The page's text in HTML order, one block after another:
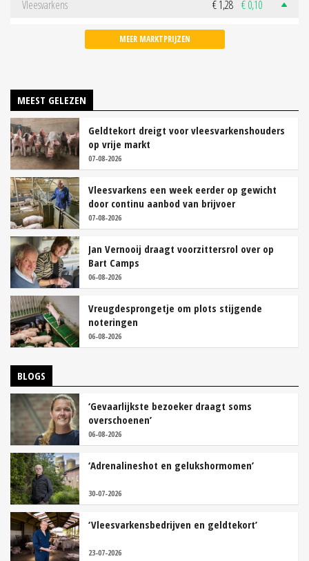
Vleesvarkens € 1,28 € 0,10
MEER MARKTPRIJZEN
MEEST GELEZEN
Geldtekort dreigt voor vleesvarkenshouders
op vrije markt
07-08-2026
Vleesvarkens een week eerder op gewicht
door continu aanbod van brijvoer
07-08-2026
Jan Vernooij draagt voorzittersrol over op
Bart Camps
06-08-2026
Vreugdesprongetje om plots stijgende
noteringen
06-08-2026
BLOGS
‘Gevaarlijkste bezoeker draagt soms
overschoenen’
06-08-2026
‘Adrenalineshot en gelukshormomen’
30-07-2026
‘Vleesvarkensbedrijven en geldtekort’
23-07-2026